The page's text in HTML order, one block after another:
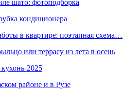
шато: фотоподборка
кондиционера
в квартире: поэтапная схема…
или террасу из лета в осень
2025
районе и в Рузе